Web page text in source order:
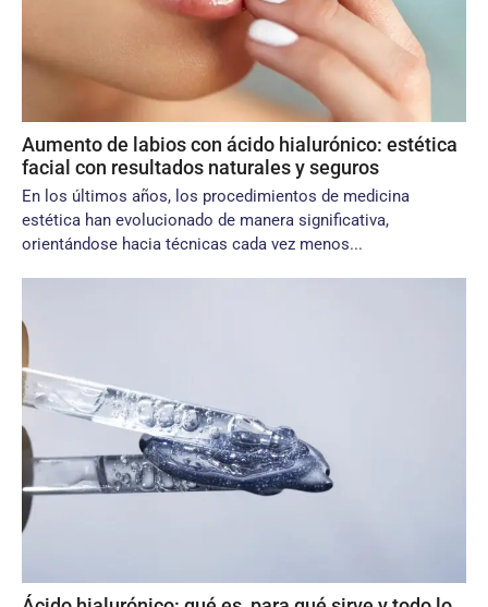
Aumento de labios con ácido hialurónico: estética
facial con resultados naturales y seguros
En los últimos años, los procedimientos de medicina
estética han evolucionado de manera significativa,
orientándose hacia técnicas cada vez menos...